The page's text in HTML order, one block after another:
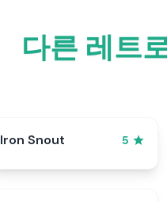
다른 레트
Iron Snout 5